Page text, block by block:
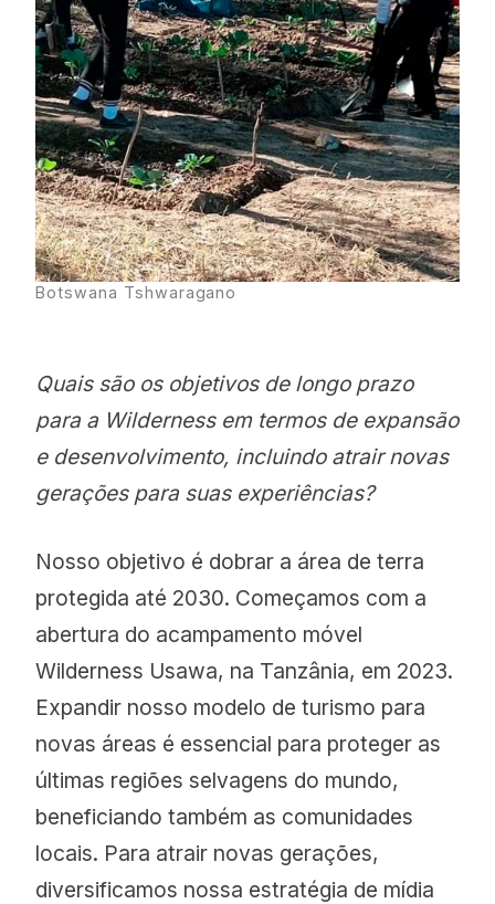
Botswana Tshwaragano
Quais são os objetivos de longo prazo
para a Wilderness em termos de expansão
e desenvolvimento, incluindo atrair novas
gerações para suas experiências?
Nosso objetivo é dobrar a área de terra
protegida até 2030. Começamos com a
abertura do acampamento móvel
Wilderness Usawa, na Tanzânia, em 2023.
Expandir nosso modelo de turismo para
novas áreas é essencial para proteger as
últimas regiões selvagens do mundo,
beneficiando também as comunidades
locais. Para atrair novas gerações,
diversificamos nossa estratégia de mídia